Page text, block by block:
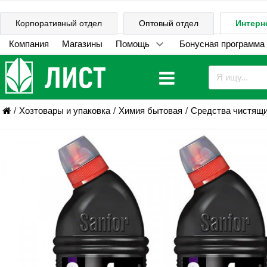
Корпоративный отдел Оптовый отдел
Компания Магазины Помощь Бонусная программа
Хозтовары и упаковка Химия бытовая Средства